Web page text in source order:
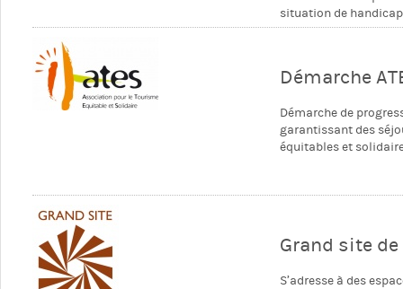
situation de
Démarche
Démarche de
garantissant des
équitables et
Grand site
S’adresse à des